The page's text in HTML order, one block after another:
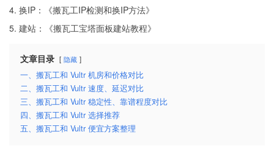
4. 换IP：《搬瓦工IP检测和换IP方法》
5. 建站：《搬瓦工宝塔面板建站教程》
文章目录 隐藏
一、搬瓦工和 Vultr 机房和价格对比
二、搬瓦工和 Vultr 速度、延迟对比
三、搬瓦工和 Vultr 稳定性、靠谱程度对比
四、搬瓦工和 Vultr 选择推荐
五、搬瓦工和 Vultr 便宜方案整理